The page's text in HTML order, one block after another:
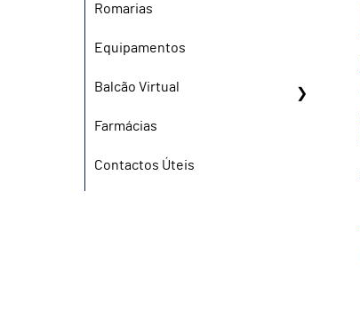
Romarias
Equipamentos
Balcão Virtual
Farmácias
Contactos Úteis